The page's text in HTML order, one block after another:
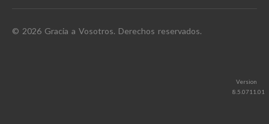
© 2026 Gracia a Vosotros. Derechos reservados.
Version
8.5.0711.01